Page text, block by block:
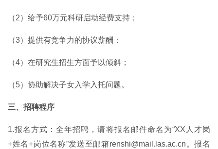
（2）给予60万元科研启动经费支持；
（3）提供有竞争力的协议薪酬；
（4）在研究生招生方面予以倾斜；
（5）协助解决子女入学入托问题。
三、招聘程序
1.报名方式：全年招聘，请将报名邮件命名为“XX人才岗
+姓名+岗位名称”发送至邮箱renshi@mail.las.ac.cn。报名